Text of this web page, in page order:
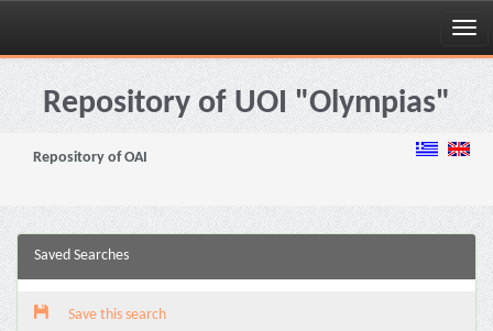
Skip
navigationRepository of UOI "Olympias"
Repository of OAI
Saved Searches
Save this search